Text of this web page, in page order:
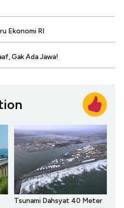
Ekonomi RI
Gak Ada Jawa!
Tsunami Dahsyat 40 Meter